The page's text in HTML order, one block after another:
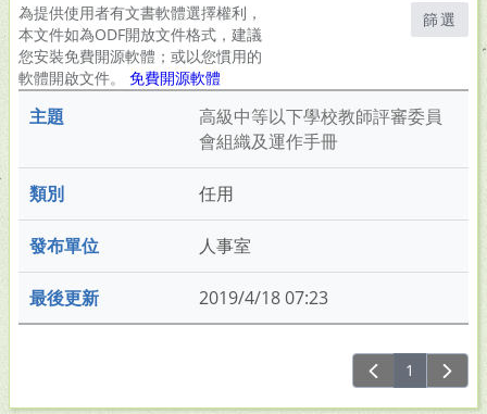
為提供使用者有文書軟體選擇權利，
本文件如為ODF開放文件格式，建議
您安裝免費開源軟體；或以您慣用的
軟體開啟文件。 免費開源軟體
篩選
高級中等以下學校教師評審委員
會組織及運作手冊
任用
人事室
2019/4/18 07:23
1